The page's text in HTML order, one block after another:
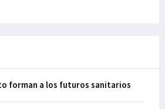
forman a los futuros sanitarios